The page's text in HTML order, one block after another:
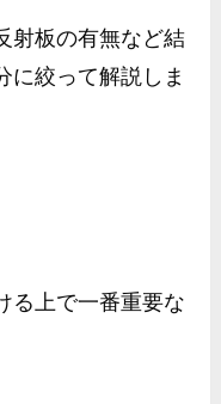
射板の有無など結
に絞って解説しま
る上で一番重要な